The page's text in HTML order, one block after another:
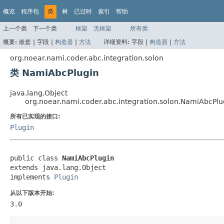
概览 程序包 类 树 已过时 索引 帮助
上一个类 下一个类 框架 无框架
所有类
概要: 嵌套 | 字段 | 构造器 | 方法 详细资料: 字段 | 构造器 | 方法
org.noear.nami.coder.abc.integration.solon
类 NamiAbcPlugin
java.lang.Object
所有已实现的接口:
Plugin
public class NamiAbcPlugin
extends java.lang.Object
implements Plugin
从以下版本开始:
3.0